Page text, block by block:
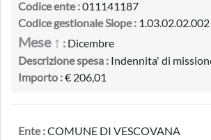
Codice ente :011141187
Codice gestionale Siope : 1.03.02.02.002
Mese ↑ : Dicembre
Descrizione spesa : Indennita' di
Importo :€ 206,01
Ente :COMUNE DI VESCOVANA